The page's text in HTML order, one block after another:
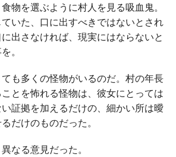
物を選ぶように村人を見る吸血鬼。
いた、口に出すべきではないとされ
出さなければ、現実にはならないと
。
も多くの怪物がいるのだ。村の年長
とを怖れる怪物は、彼女にとっては
証拠を加えるだけの、細かい所は曖
だけのものだった。
なる意見だった。